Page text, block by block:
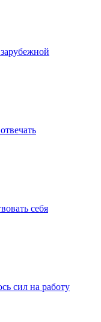
себя
сил на работу